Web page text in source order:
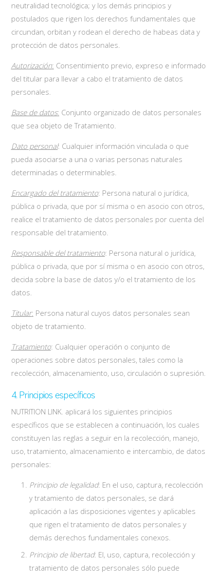
neutralidad tecnológica; y los demás principios y
postulados que rigen los derechos fundamentales que
circundan, orbitan y rodean el derecho de habeas data y
protección de datos personales.
Autorización: Consentimiento previo, expreso e informado
del titular para llevar a cabo el tratamiento de datos
personales.
Base de datos: Conjunto organizado de datos personales
que sea objeto de Tratamiento.
Dato personal: Cualquier información vinculada o que
pueda asociarse a una o varias personas naturales
determinadas o determinables.
Encargado del tratamiento: Persona natural o jurídica,
pública o privada, que por sí misma o en asocio con otros,
realice el tratamiento de datos personales por cuenta del
responsable del tratamiento.
Responsable del tratamiento: Persona natural o jurídica,
pública o privada, que por sí misma o en asocio con otros,
decida sobre la base de datos y/o el tratamiento de los
datos.
Titular: Persona natural cuyos datos personales sean
objeto de tratamiento.
Tratamiento: Cualquier operación o conjunto de
operaciones sobre datos personales, tales como la
recolección, almacenamiento, uso, circulación o supresión.
4. Principios específicos
NUTRITION LINK. aplicará los siguientes principios
específicos que se establecen a continuación, los cuales
constituyen las reglas a seguir en la recolección, manejo,
uso, tratamiento, almacenamiento e intercambio, de datos
personales:
Principio de legalidad: En el uso, captura, recolección
y tratamiento de datos personales, se dará
aplicación a las disposiciones vigentes y aplicables
que rigen el tratamiento de datos personales y
demás derechos fundamentales conexos.
Principio de libertad: El, uso, captura, recolección y
tratamiento de datos personales sólo puede